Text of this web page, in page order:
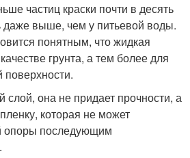
частиц краски почти в десять
даже выше, чем у питьевой воды.
понятным, что жидкая
грунта, а тем более для
поверхности.
слой, она не придает прочности, а
которая не может
опоры последующим